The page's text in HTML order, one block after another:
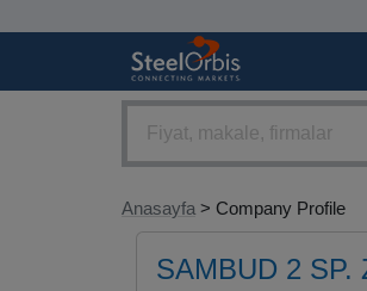
Anasayfa > Company Profile
SAMBUD 2 SP.